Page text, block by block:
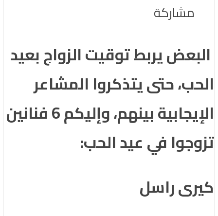
مشاركة
البعض يربط توقيت الزواج بعيد
الحب، حتى يتذكروا المشاعر
الإيجابية بينهم، وإليكم 6 فنانين
تزوجوا في عيد الحب:
كيرى راسل